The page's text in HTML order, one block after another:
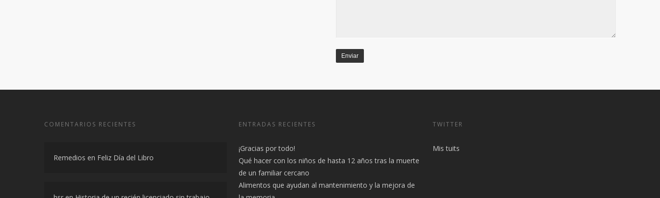
Remedios Feliz Día del Libro
hsr Historia de un recién licenciado sin trabajo
¡Gracias por todo!
Qué hacer con los niños de hasta 12 años tras la muerte
de un familiar cercano
Alimentos que ayudan al mantenimiento y la mejora de
la memoria
Mis tuits